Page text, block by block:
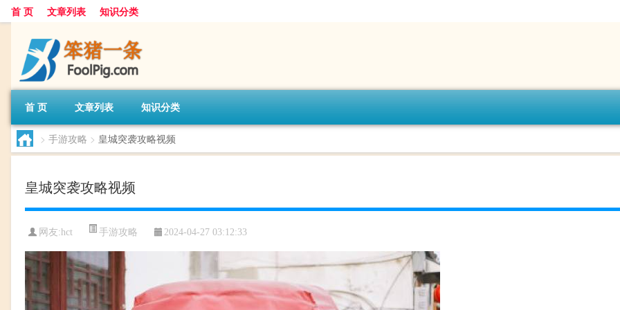
首 页 文章列表 知识分类
首 页 文章列表 知识分类
> 手游攻略 > 皇城突袭攻略视频
皇城突袭攻略视频
网友:hct 手游攻略 2024-04-27 03:12:33